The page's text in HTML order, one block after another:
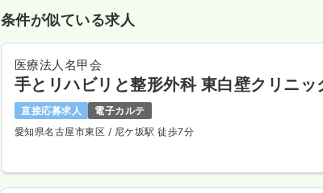
条件が似ている求人
医療法人名甲会
手とリハビリと整形外科 東白壁クリニッ
直接応募求人
電子カルテ
愛知県名古屋市東区 / 尼ケ坂駅 徒歩7分